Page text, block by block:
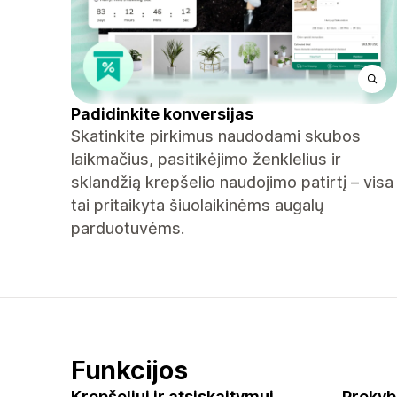
Padidinkite konversijas
Skatinkite pirkimus naudodami skubos
laikmačius, pasitikėjimo ženklelius ir
sklandžią krepšelio naudojimo patirtį – visa
tai pritaikyta šiuolaikinėms augalų
parduotuvėms.
Funkcijos